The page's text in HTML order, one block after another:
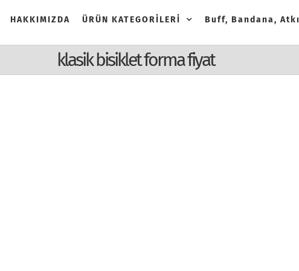
HAKKIMIZDA ÜRÜN KATEGORİLERİ Buff, Bandana, Atkı
klasik bisiklet forma fiyat